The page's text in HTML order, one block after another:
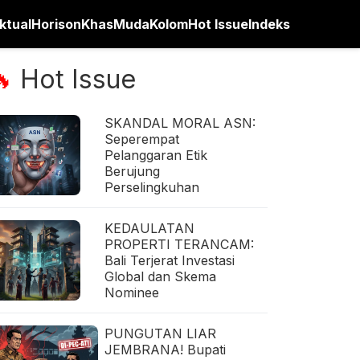
HorisonKhasMudaKolomHot IssueIndeks
Hot Issue
SKANDAL MORAL ASN:
Seperempat
Pelanggaran Etik
Berujung
Perselingkuhan
KEDAULATAN
PROPERTI TERANCAM:
Bali Terjerat Investasi
Global dan Skema
Nominee
PUNGUTAN LIAR
JEMBRANA! Bupati